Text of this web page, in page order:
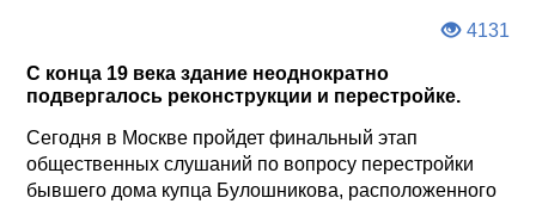
4131
С конца 19 века здание неоднократно
подвергалось реконструкции и перестройке.
Сегодня в Москве пройдет финальный этап
общественных слушаний по вопросу перестройки
бывшего дома купца Булошникова, расположенного